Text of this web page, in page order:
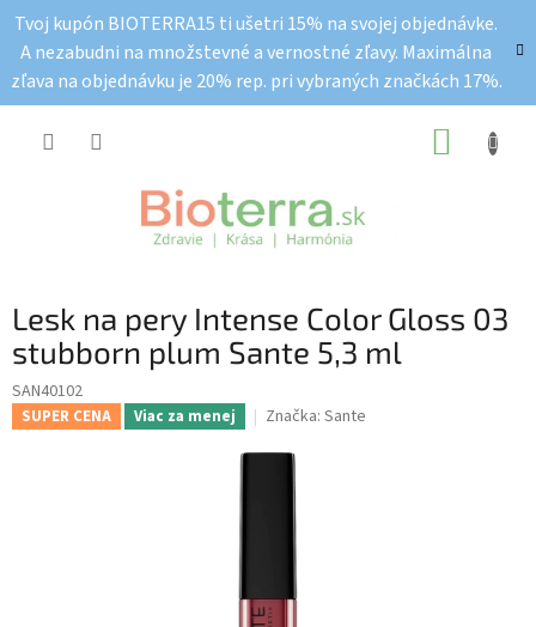
obsah
Tvoj kupón BIOTERRA15 ti ušetri 15% na svojej objednávke.
A nezabudni na množstevné a vernostné zľavy. Maximálna
zľava na objednávku je 20% rep. pri vybraných značkách 17%.
Lesk na pery Intense Color Gloss 03
stubborn plum Sante 5,3 ml
SAN40102
SUPER CENA Viac za menej Značka: Sante